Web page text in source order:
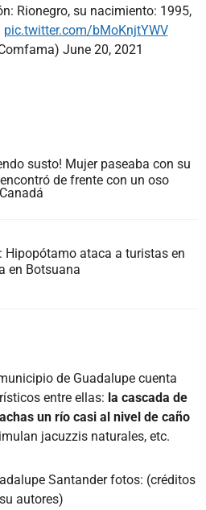
Rionegro, su nacimiento: 1995,
pic.twitter.com/bMoKnjtYWV
June 20, 2021
susto! Mujer paseaba con su
de frente con un oso
Hipopótamo ataca a turistas en
en Botsuana
de Guadalupe cuenta
entre ellas: la cascada de
un río casi al nivel de caño
jacuzzis naturales, etc.
Santander fotos: (créditos
autores)